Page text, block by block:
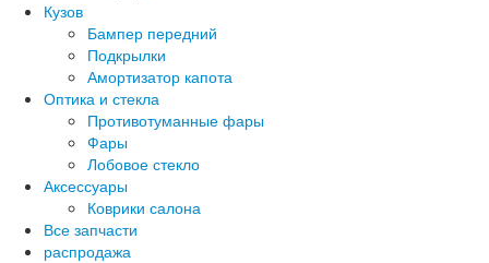
Кузов
Бампер передний
Подкрылки
Амортизатор капота
Оптика и стекла
Противотуманные фары
Фары
Лобовое стекло
Аксессуары
Коврики салона
Все запчасти
распродажа